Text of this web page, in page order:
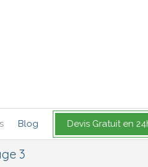
Blog Devis Gratuit en
3